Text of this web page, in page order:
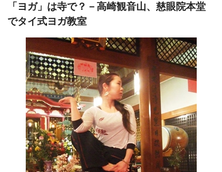
「ヨガ」は寺で？－高崎観音山、慈眼院本堂
でタイ式ヨガ教室